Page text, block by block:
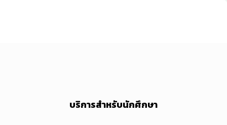
บริการสำหรับนักศึกษา